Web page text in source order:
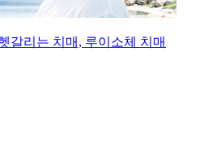
갈리는 치매, 루이소체 치매